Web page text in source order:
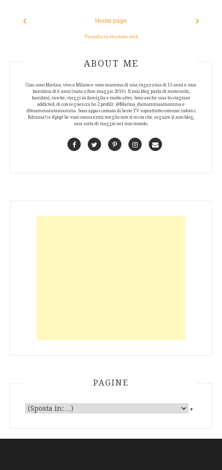
‹ ›
Home page
Visualizza versione web
ABOUT AUTHOR
ABOUT ME
Ciao sono Marina, vivo a Milano e sono mamma di una ragazzina di 13 anni e una
bambina di 6 anni (nata a fine maggio 2019). Il mio blog parla di maternità,
bambini, ricette, viaggi in famiglia e molto altro. Sono anche una Instagram
addicted, di conseguenza ho 2 profili: @Marina_damammaamamma e
@mammaiutamamma. Sono appassionata di Serie TV soprattutto coreane (adoro i
Kdrama!) e Kpop! Se vuoi conoscermi meglio non ti resta che seguire il mio blog,
una sorta di viaggio nel mio mondo.
FacebookTwitterPinterestInstagramContact
PAGINE
▼